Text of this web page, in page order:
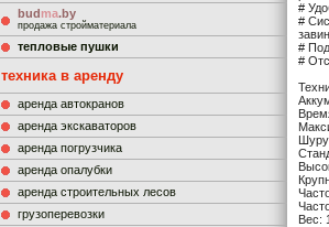
budma.by
продажа стройматериала
тепловые пушки
техника в аренду
аренда автокранов
аренда экскаваторов
аренда погрузчика
аренда опалубки
аренда строительных лесов
грузоперевозки
#
#
#
#
Вес: